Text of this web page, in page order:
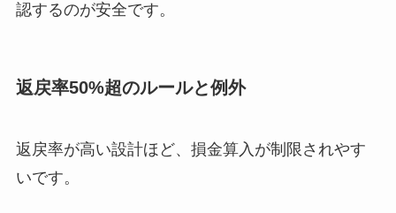
認するのが安全です。
返戻率50%超のルールと例外
返戻率が高い設計ほど、損金算入が制限されやす
いです。